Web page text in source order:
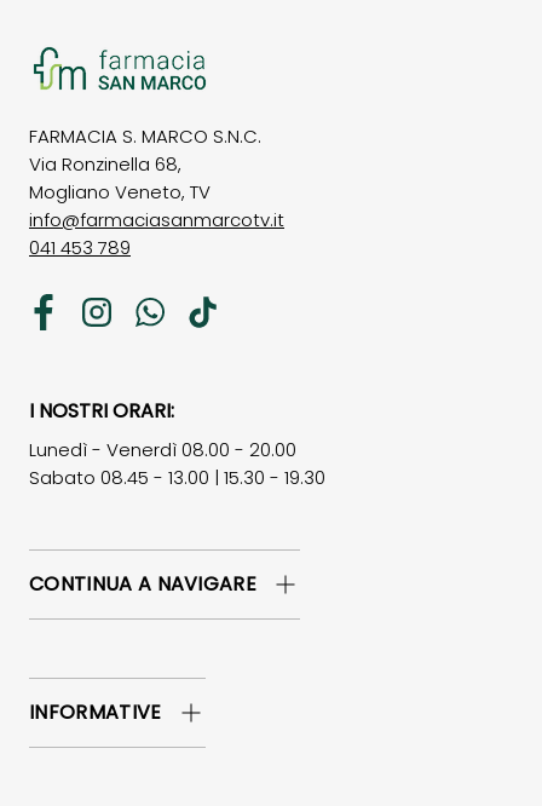
FARMACIA S. MARCO S.N.C.
Via Ronzinella 68,
Mogliano Veneto, TV
info@farmaciasanmarcotv.it
041 453 789
FacebookInstagramWhatsApp
TikTok
I NOSTRI ORARI:
Lunedì - Venerdì 08.00 - 20.00
Sabato 08.45 - 13.00 | 15.30 - 19.30
CONTINUA A NAVIGARE
INFORMATIVE